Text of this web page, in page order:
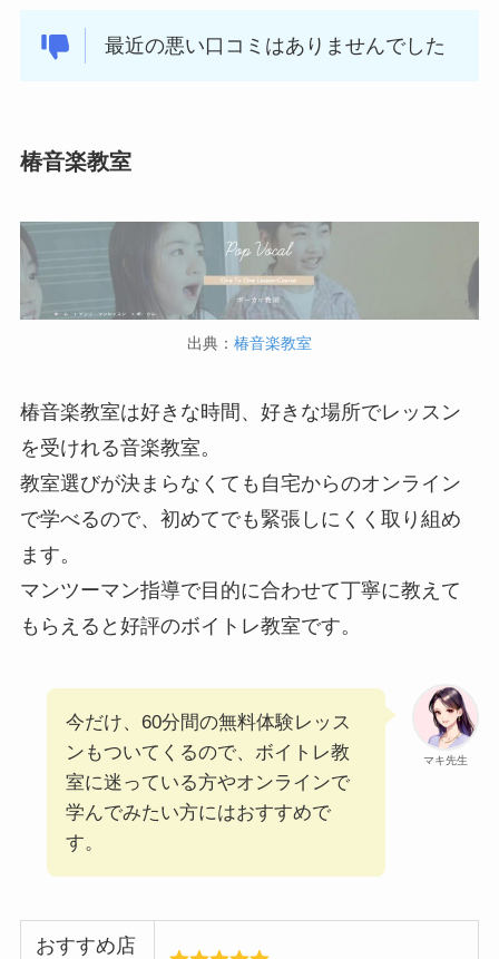
最近の悪い口コミはありませんでした
椿音楽教室
出典： 椿音楽教室
椿音楽教室は好きな時間、好きな場所でレッスン
を受けれる音楽教室。
教室選びが決まらなくても自宅からのオンライン
で学べるので、初めてでも緊張しにくく取り組め
ます。
マンツーマン指導で目的に合わせて丁寧に教えて
もらえると好評のボイトレ教室です。
マキ先生
今だけ、60分間の無料体験レッス
ンもついてくるので、ボイトレ教
室に迷っている方やオンラインで
学んでみたい方にはおすすめで
す。
おすすめ店